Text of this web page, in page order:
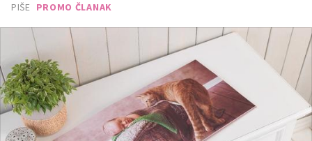
PIŠE PROMO ČLANAK